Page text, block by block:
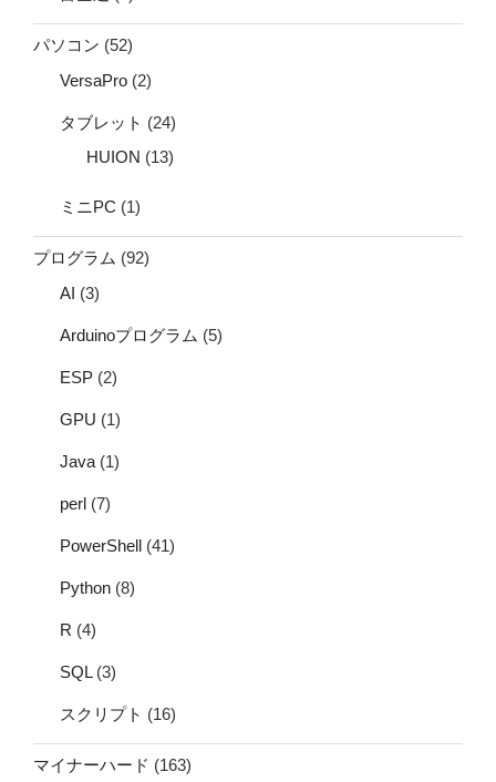
パソコン (52)
VersaPro (2)
タブレット (24)
HUION (13)
ミニPC (1)
プログラム (92)
AI (3)
Arduinoプログラム (5)
ESP (2)
GPU (1)
Java (1)
perl (7)
PowerShell (41)
Python (8)
R (4)
SQL(3)
スクリプト (16)
マイナーハード (163)